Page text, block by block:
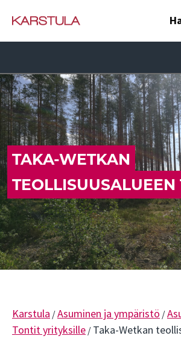
TAKA-WETKAN
TEOLLISUUSALUEEN
Karstula /Asuminen ja ympäristö /
Tontit yrityksille/Taka-Wetkan